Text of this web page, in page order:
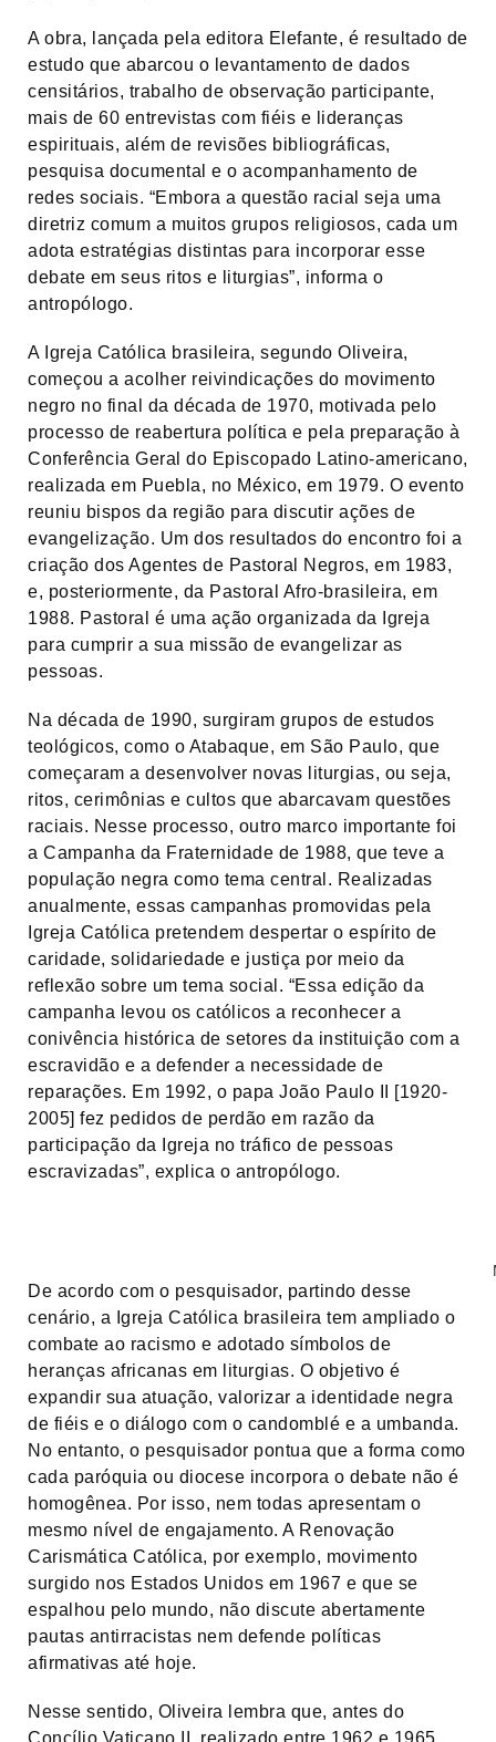
A obra, lançada pela editora Elefante, é resultado de
estudo que abarcou o levantamento de dados
censitários, trabalho de observação participante,
mais de 60 entrevistas com fiéis e lideranças
espirituais, além de revisões bibliográficas,
pesquisa documental e o acompanhamento de
redes sociais. “Embora a questão racial seja uma
diretriz comum a muitos grupos religiosos, cada um
adota estratégias distintas para incorporar esse
debate em seus ritos e liturgias”, informa o
antropólogo.
A Igreja Católica brasileira, segundo Oliveira,
começou a acolher reivindicações do movimento
negro no final da década de 1970, motivada pelo
processo de reabertura política e pela preparação à
Conferência Geral do Episcopado Latino-americano,
realizada em Puebla, no México, em 1979. O evento
reuniu bispos da região para discutir ações de
evangelização. Um dos resultados do encontro foi a
criação dos Agentes de Pastoral Negros, em 1983,
e, posteriormente, da Pastoral Afro-brasileira, em
1988. Pastoral é uma ação organizada da Igreja
para cumprir a sua missão de evangelizar as
pessoas.
Na década de 1990, surgiram grupos de estudos
teológicos, como o Atabaque, em São Paulo, que
começaram a desenvolver novas liturgias, ou seja,
ritos, cerimônias e cultos que abarcavam questões
raciais. Nesse processo, outro marco importante foi
a Campanha da Fraternidade de 1988, que teve a
população negra como tema central. Realizadas
anualmente, essas campanhas promovidas pela
Igreja Católica pretendem despertar o espírito de
caridade, solidariedade e justiça por meio da
reflexão sobre um tema social. “Essa edição da
campanha levou os católicos a reconhecer a
conivência histórica de setores da instituição com a
escravidão e a defender a necessidade de
reparações. Em 1992, o papa João Paulo II [1920-
2005] fez pedidos de perdão em razão da
participação da Igreja no tráfico de pessoas
escravizadas”, explica o antropólogo.
De acordo com o pesquisador, partindo desse
cenário, a Igreja Católica brasileira tem ampliado o
combate ao racismo e adotado símbolos de
heranças africanas em liturgias. O objetivo é
expandir sua atuação, valorizar a identidade negra
de fiéis e o diálogo com o candomblé e a umbanda.
No entanto, o pesquisador pontua que a forma como
cada paróquia ou diocese incorpora o debate não é
homogênea. Por isso, nem todas apresentam o
mesmo nível de engajamento. A Renovação
Carismática Católica, por exemplo, movimento
surgido nos Estados Unidos em 1967 e que se
espalhou pelo mundo, não discute abertamente
pautas antirracistas nem defende políticas
afirmativas até hoje.
Nesse sentido, Oliveira lembra que, antes do
Concílio Vaticano II, realizado entre 1962 e 1965